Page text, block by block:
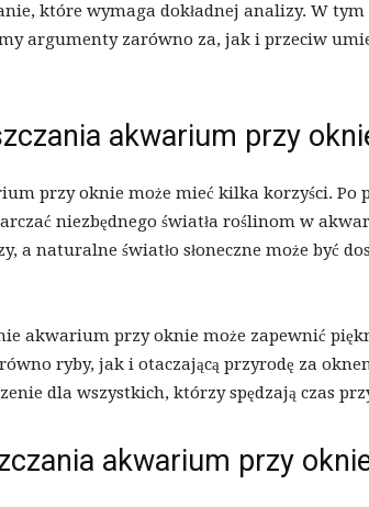
które wymaga dokładnej analizy. W
argumenty zarówno za, jak i przeciw
akwarium przy
przy oknie może mieć kilka korzyści. Po
niezbędnego światła roślinom w
a naturalne światło słoneczne może być
akwarium przy oknie może zapewnić
ryby, jak i otaczającą przyrodę za
dla wszystkich, którzy spędzają czas
akwarium przy